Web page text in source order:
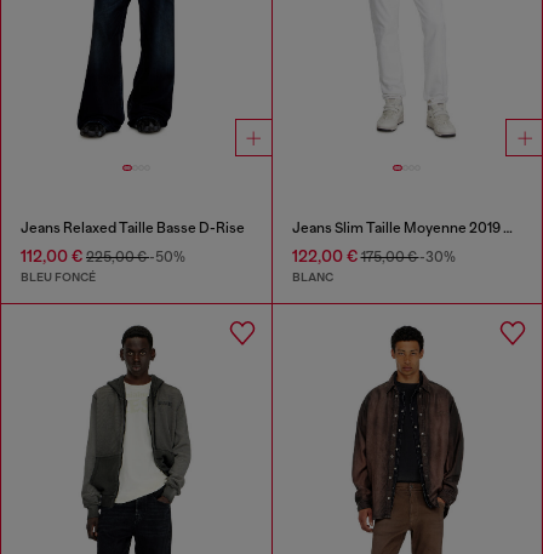
Jeans Relaxed Taille Basse D-Rise
112,00 € 225,00 €-50%
BLEU FONCÉ
Jeans Slim Taille Moyenne 2019 D-Strukt
122,00 €175,00 €-30%
BLANC